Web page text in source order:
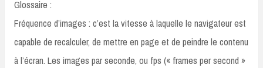
Glossaire :
Fréquence d’images : c’est la vitesse à laquelle le navigateur est
capable de recalculer, de mettre en page et de peindre le contenu
à l’écran. Les images par seconde, ou fps (« frames per second »